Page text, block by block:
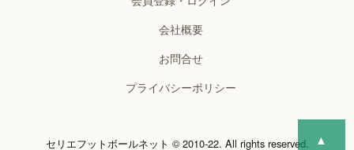
会社概要
お問合せ
プライバシーポリシー
セリエフットボールネット © 2010-22. All rights reserved. ▲